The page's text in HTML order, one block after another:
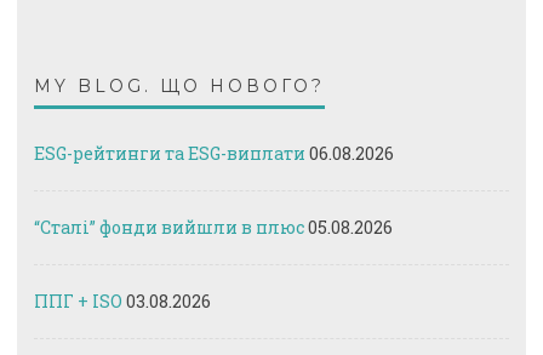
MY BLOG. ЩО НОВОГО?
ESG-рейтинги та ESG-виплати 06.08.2026
“Сталі” фонди вийшли в плюс05.08.2026
ППГ + ISO 03.08.2026